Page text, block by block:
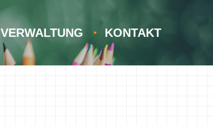
VERWALTUNG KONTAKT